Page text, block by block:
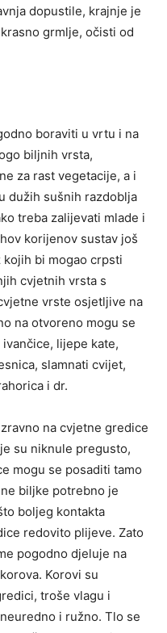
dopustile, krajnje je
grmlje, očisti od
boraviti u vrtu i na
biljnih vrsta,
za rast vegetacije, a i
dužih sušnih razdoblja
treba zalijevati mlade i
korijenov sustav još
bi mogao crpsti
cvjetnih vrsta s
vrste osjetljive na
na otvoreno mogu se
lijepe kate,
slamnati cvijet,
i dr.
na cvjetne gredice
su niknule pregusto,
mogu se posaditi tamo
biljke potrebno je
boljeg kontakta
redovito plijeve. Zato
pogodno djeluje na
Korovi su
troše vlagu i
i ružno. Tlo se